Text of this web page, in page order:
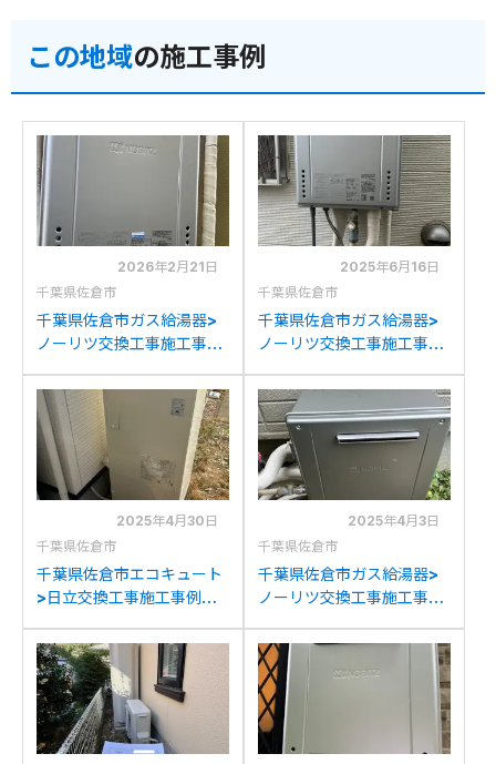
BLへの交換
BLへの交換
この地域の施工事例
2026年2月21日
千葉県佐倉市
千葉県佐倉市ガス給湯器>
ノーリツ交換工事施工事
2028SAWXからノーリツ
GT-C2072SAW BLへの交
換
2025年6月16日
千葉県佐倉市
千葉県佐倉市ガス給湯器>
ノーリツ交換工事施工事
2428SAWXからノーリツ
GT-C2472SAW BLへの交
換
2025年4月30日
千葉県佐倉市
千葉県佐倉市エコキュート
>日立交換工事施工事例：
日立BHP-FG37WUへの交
換
2025年4月3日
千葉県佐倉市
千葉県佐倉市ガス給湯器>
ノーリツ交換工事施工事
C2442(S)ARXからノーリ
ツGT-C2472SAR BLへの
交換